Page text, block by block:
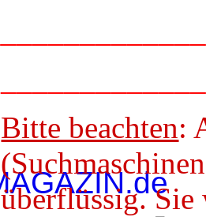
Bitte beachten:
überflüssig.